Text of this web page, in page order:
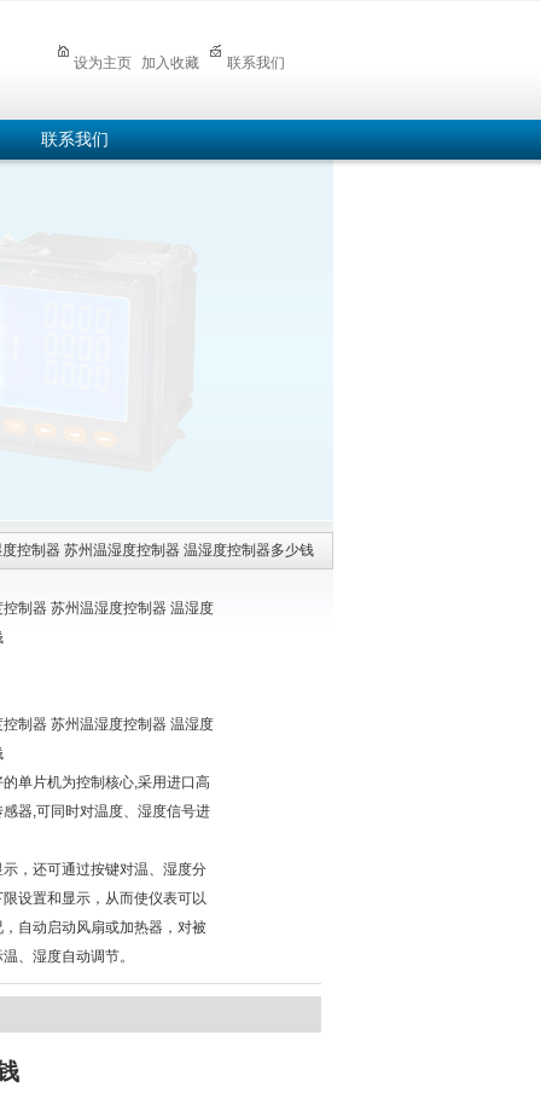
设为主页 加入收藏 联系我们
联系我们
控制器 苏州温湿度控制器 温湿度控制器多少钱
制器 苏州温湿度控制器 温湿度
制器 苏州温湿度控制器 温湿度
单片机为控制核心,采用进口高
器,可同时对温度、湿度信号进
，还可通过按键对温、湿度分
设置和显示，从而使仪表可以
自动启动风扇或加热器，对被
、湿度自动调节。